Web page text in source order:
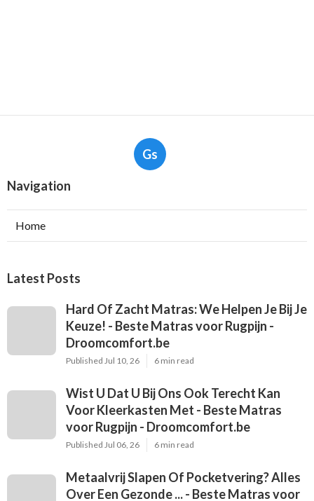
Gs
Navigation
Home
Latest Posts
Hard Of Zacht Matras: We Helpen Je Bij Je
Keuze! - Beste Matras voor Rugpijn -
Droomcomfort.be
Published Jul 10, 26 6 min read
Wist U Dat U Bij Ons Ook Terecht Kan
Voor Kleerkasten Met - Beste Matras
voor Rugpijn - Droomcomfort.be
Published Jul 06, 26 6 min read
Metaalvrij Slapen Of Pocketvering? Alles
Over Een Gezonde ... - Beste Matras voor